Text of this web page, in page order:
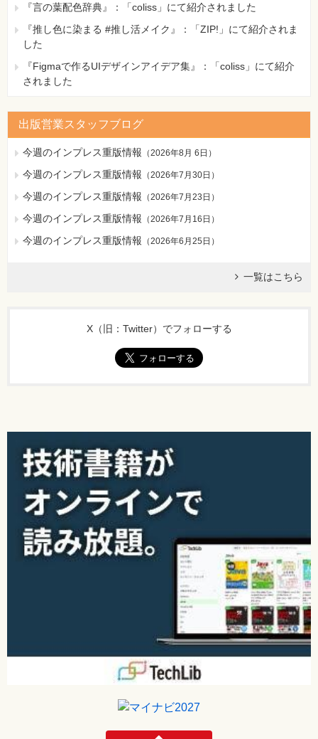
『言の葉配色辞典』：「coliss」にて紹介されました
『推し色に染まる #推し活メイク』：「ZIP!」にて紹介されま
した
『Figmaで作るUIデザインアイデア集』：「coliss」にて紹介
されました
出版営業スタッフブログ
今週のインプレス重版情報 （2026年8月 6日 ）
今週のインプレス重版情報 （2026年7月30日 ）
今週のインプレス重版情報 （2026年7月23日 ）
今週のインプレス重版情報 （2026年7月16日 ）
今週のインプレス重版情報 （2026年6月25日 ）
一覧はこちら
X（旧：Twitter）でフォローする